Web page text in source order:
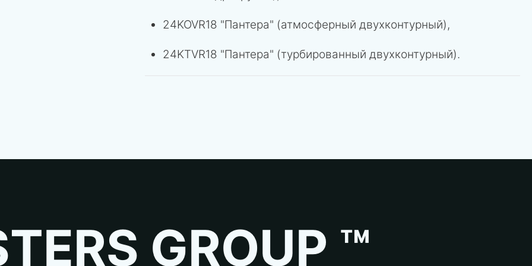
24KOVR18 "Пантера" (атмосферный двухконтурный),
24KTVR18 "Пантера" (турбированный двухконтурный).
GROUP ™